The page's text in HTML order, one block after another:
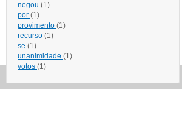
negou (1)
por (1)
provimento (1)
recurso (1)
se (1)
unanimidade (1)
votos (1)